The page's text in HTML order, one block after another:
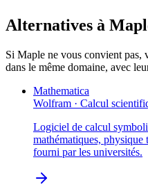
Alternatives à
Si Maple ne vous convient pas,
dans le même domaine, avec
Mathematica
Wolfram · Calcul
Logiciel de calcul
mathématiques, physique
fourni par les universités.